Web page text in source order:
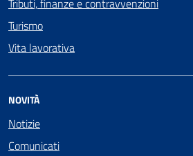
Tributi, finanze e contravvenzioni
Turismo
Vita lavorativa
NOVITÀ
Notizie
Comunicati